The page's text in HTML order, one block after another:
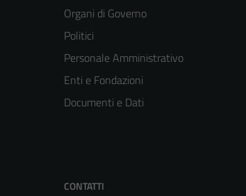
Organi di Governo
Politici
Personale Amministrativo
Enti e Fondazioni
Documenti e Dati
CONTATTI